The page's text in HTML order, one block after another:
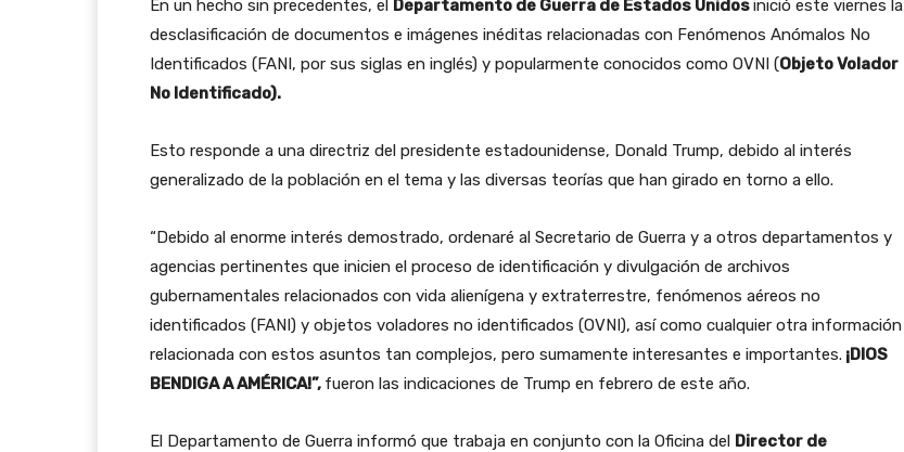
En un hecho sin precedentes, el Departamento de Guerra de Estados Unidosinició este viernes la
desclasificación de documentos e imágenes inéditas relacionadas con Fenómenos Anómalos No
Identificados (FANI, por sus siglas en inglés) y popularmente conocidos como OVNI (Objeto Volador
No Identificado).
Esto responde a una directriz del presidente estadounidense, Donald Trump, debido al interés
generalizado de la población en el tema y las diversas teorías que han girado en torno a ello.
“Debido al enorme interés demostrado, ordenaré al Secretario de Guerra y a otros departamentos y
agencias pertinentes que inicien el proceso de identificación y divulgación de archivos
gubernamentales relacionados con vida alienígena y extraterrestre, fenómenos aéreos no
identificados (FANI) y objetos voladores no identificados (OVNI), así como cualquier otra información
relacionada con estos asuntos tan complejos, pero sumamente interesantes e importantes. ¡DIOS
BENDIGA A AMÉRICA!”, fueron las indicaciones de Trump en febrero de este año.
El Departamento de Guerra informó que trabaja en conjunto con la Oficina del Director de